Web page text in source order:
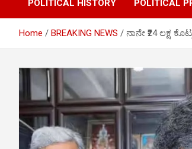
POLITICAL HISTORY POLITICAL
Home BREAKING NEWS ನಾನೇ ₹24 ಲಕ್ಷ